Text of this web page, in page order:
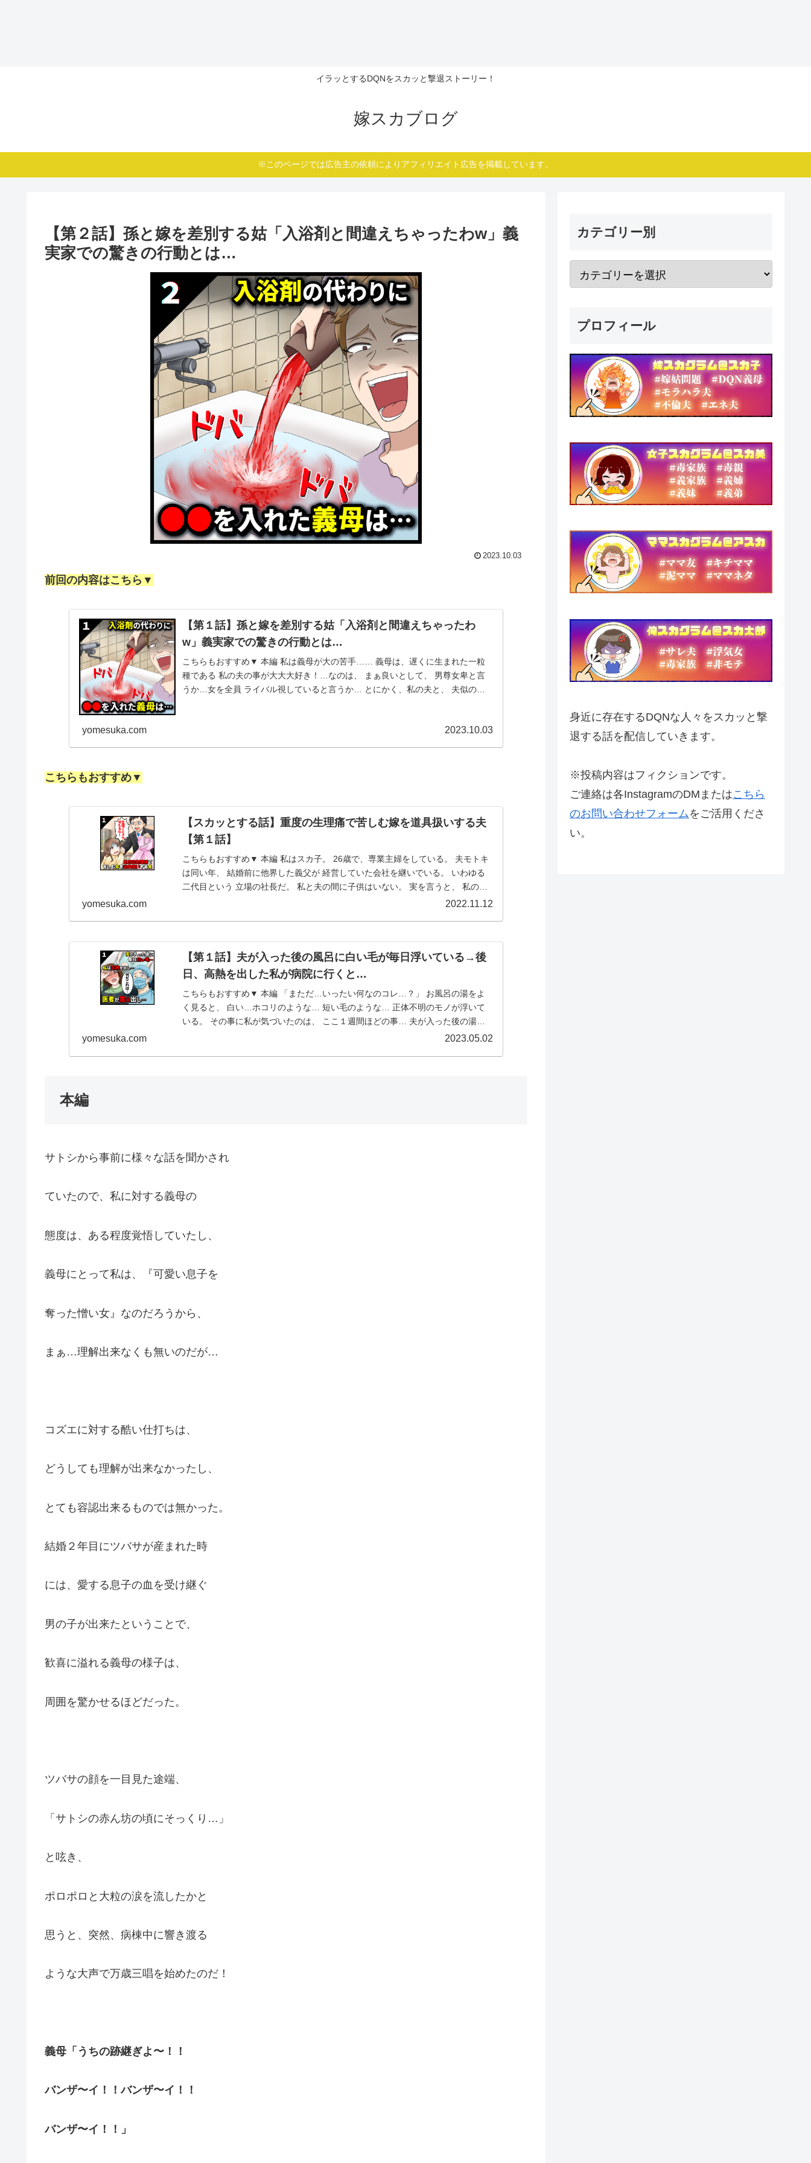
イラッとするDQNをスカッと撃退ストーリー！
嫁スカブログ
※このページでは広告主の依頼によりアフィリエイト広告を掲載しています。
【第２話】孫と嫁を差別する姑「入浴剤と間違えちゃったわw」義
実家での驚きの行動とは…
2023.10.03
前回の内容はこちら▼
【第１話】孫と嫁を差別する姑「入浴剤と間違えちゃったわ
w」義実家での驚きの行動とは…
こちらもおすすめ▼ 本編 私は義母が大の苦手…… 義母は、遅くに生まれた一粒
種である 私の夫の事が大大大好き！…なのは、 まぁ良いとして、 男尊女卑と言
うか…女を全員 ライバル視していると言うか… とにかく、私の夫と、 夫似の息
yomesuka.com 2023.10.03
こちらもおすすめ▼
【スカッとする話】重度の生理痛で苦しむ嫁を道具扱いする夫
【第１話】
こちらもおすすめ▼ 本編 私はスカ子。 26歳で、専業主婦をしている。 夫モトキ
は同い年、 結婚前に他界した義父が 経営していた会社を継いでいる。 いわゆる
二代目という 立場の社長だ。 私と夫の間に子供はいない。 実を言うと、 私の体
yomesuka.com 2022.11.12
【第１話】夫が入った後の風呂に白い毛が毎日浮いている→後
日、高熱を出した私が病院に行くと…
こちらもおすすめ▼ 本編 「まただ…いったい何なのコレ…？」 お風呂の湯をよ
く見ると、 白い…ホコリのような… 短い毛のような… 正体不明のモノが浮いて
いる。 その事に私が気づいたのは、 ここ１週間ほどの事… 夫が入った後の湯
yomesuka.com 2023.05.02
本編
サトシから事前に様々な話を聞かされ
ていたので、私に対する義母の
態度は、ある程度覚悟していたし、
義母にとって私は、『可愛い息子を
奪った憎い女』なのだろうから、
まぁ…理解出来なくも無いのだが…
コズエに対する酷い仕打ちは、
どうしても理解が出来なかったし、
とても容認出来るものでは無かった。
結婚２年目にツバサが産まれた時
には、愛する息子の血を受け継ぐ
男の子が出来たということで、
歓喜に溢れる義母の様子は、
周囲を驚かせるほどだった。
ツバサの顔を一目見た途端、
「サトシの赤ん坊の頃にそっくり…」
と呟き、
ポロポロと大粒の涙を流したかと
思うと、突然、病棟中に響き渡る
ような大声で万歳三唱を始めたのだ！
義母「うちの跡継ぎよ〜！！
バンザ〜イ！！バンザ〜イ！！
バンザ〜イ！！」
カテゴリー別
プロフィール
身近に存在するDQNな人々をスカッと撃
退する話を配信していきます。
※投稿内容はフィクションです。
ご連絡は各InstagramのDMまたはこちら
のお問い合わせフォーム をご活用くださ
い。